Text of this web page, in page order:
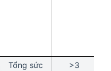
Tổng sức
>3